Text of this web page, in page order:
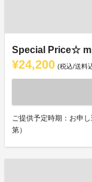
Special Price☆
¥24,200 (税込/送料
ご提供予定時期：お申
第）